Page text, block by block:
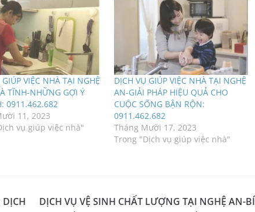
GIÚP VIỆC NHÀ TẠI NGHỆ
TĨNH-NHỮNG GỢI Ý
0911.462.682
11, 2023
vụ giúp việc nhà"
DỊCH VỤ GIÚP VIỆC NHÀ TẠI NGHỆ
AN-GIẢI PHÁP HIỆU QUẢ CHO
CUỘC SỐNG BẬN RỘN:
0911.462.682
Tháng Mười 17, 2023
Trong "Dịch vụ giúp việc nhà"
DỊCH VỤ VỆ SINH CHẤT LƯỢNG TẠI NGHỆ AN-BÍ